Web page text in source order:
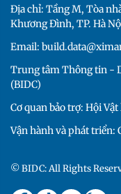
Địa chỉ: Tầng M, Tòa
Khương Đình, TP. Hà
Email:
Trung tâm Thông tin -
(BIDC)
Cơ quan bảo trợ: Hội
Vận hành và phát triển:
© BIDC: All Rights